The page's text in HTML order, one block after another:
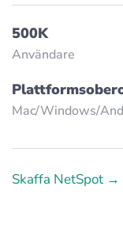
500K
Användare
Mac/Windows/
Skaffa NetSpot →